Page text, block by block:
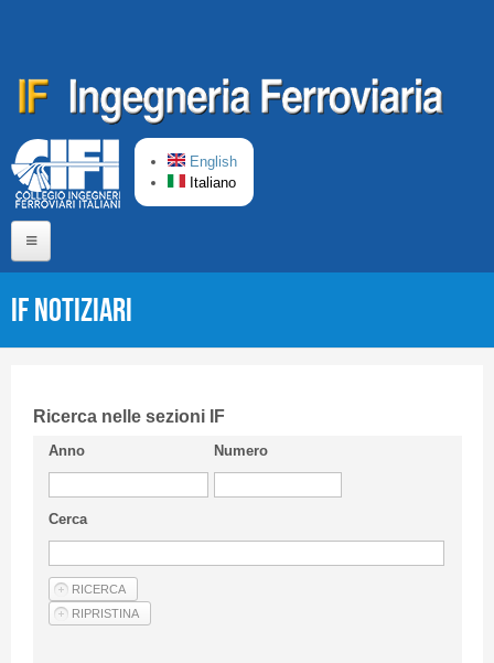
English
Italiano
CIFI in breve
Linee Guida
Privacy Policy
Articoli
IF Notiziari
Ricerca nelle sezioni IF
Anno Numero
Cerca